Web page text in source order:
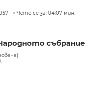
Чете се за: 04:07 мин.
събрание